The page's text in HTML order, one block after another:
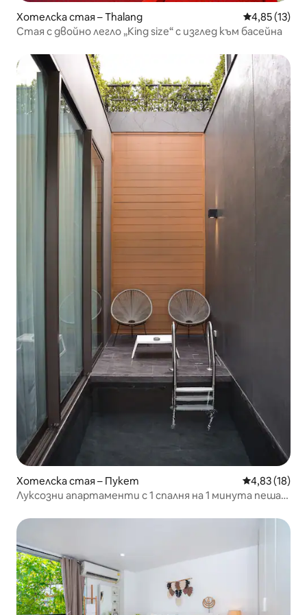
Хотелска стая – Thalang Средна
4,85 (13)
Стая с двойно легло „King size“ с изглед към басейна
Хотелска стая – Пукет Средна
4,83 (18)
Луксозни апартаменти с 1 спалня на 1 минута пеша